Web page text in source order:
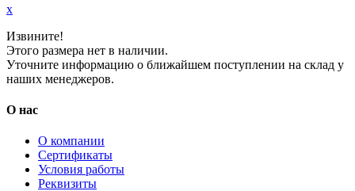
x
Извините!
Этого размера нет в наличии.
Уточните информацию о ближайшем поступлении на склад у
наших менеджеров.
О нас
О компании
Сертификаты
Условия работы
Реквизиты